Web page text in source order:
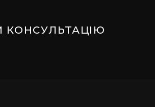
КОНСУЛЬТАЦІЮ